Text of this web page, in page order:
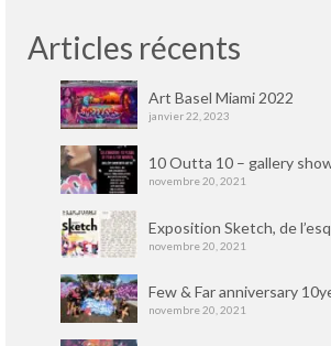
Articles récents
Art Basel Miami 2022
janvier 22, 2023
10 Outta 10 – gallery
novembre 20, 2021
Exposition Sketch, de
novembre 20, 2021
Few & Far anniversary
novembre 20, 2021